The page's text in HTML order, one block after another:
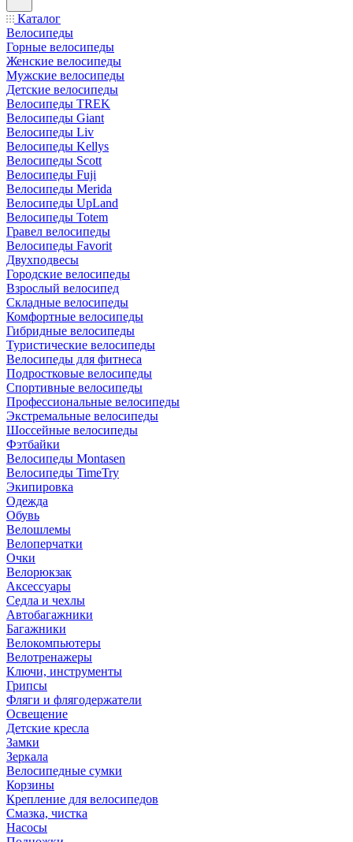
Каталог
Велосипеды
Горные велосипеды
Женские велосипеды
Мужские велосипеды
Детские велосипеды
Велосипеды TREK
Велосипеды Giant
Велосипеды Liv
Велосипеды Kellys
Велосипеды Scott
Велосипеды Fuji
Велосипеды Merida
Велосипеды UpLand
Велосипеды Totem
Гравел велосипеды
Велосипеды Favorit
Двухподвесы
Городские велосипеды
Взрослый велосипед
Складные велосипеды
Комфортные велосипеды
Гибридные велосипеды
Туристические велосипеды
Велосипеды для фитнеса
Подростковые велосипеды
Спортивные велосипеды
Профессиональные велосипеды
Экстремальные велосипеды
Шоссейные велосипеды
Фэтбайки
Велосипеды Montasen
Велосипеды TimeTry
Экипировка
Одежда
Обувь
Велошлемы
Велоперчатки
Очки
Велорюкзак
Аксессуары
Седла и чехлы
Автобагажники
Багажники
Велокомпьютеры
Велотренажеры
Ключи, инструменты
Грипсы
Фляги и флягодержатели
Освещение
Детские кресла
Замки
Зеркала
Велосипедные сумки
Корзины
Крепление для велосипедов
Смазка, чистка
Насосы